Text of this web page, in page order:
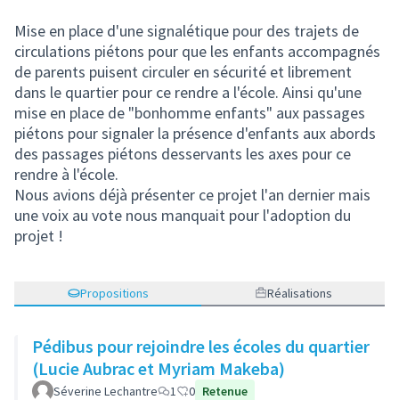
Mise en place d'une signalétique pour des trajets de
circulations piétons pour que les enfants accompagnés
de parents puisent circuler en sécurité et librement
dans le quartier pour ce rendre a l'école. Ainsi qu'une
mise en place de "bonhomme enfants" aux passages
piétons pour signaler la présence d'enfants aux abords
des passages piétons desservants les axes pour ce
rendre à l'école.
Nous avions déjà présenter ce projet l'an dernier mais
une voix au vote nous manquait pour l'adoption du
projet !
Propositions Réalisations
Pédibus pour rejoindre les écoles du quartier
(Lucie Aubrac et Myriam Makeba)
Séverine Lechantre 1 0 Retenue